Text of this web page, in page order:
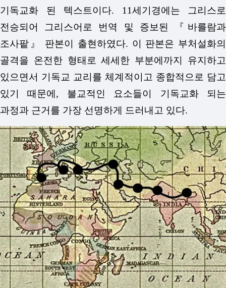
기독교화 된 텍스트이다. 11세기경에는 그리스로
전승되어 그리스어로 번역 및 증보된 『바를람과
조사팥』 판본이 출현하였다. 이 판본은 부처설화의
골격을 온전한 형태로 세세한 부분에까지 유지하고
있으면서 기독교 교리를 체계적이고 종합적으로 담고
있기 때문에, 불교적인 요소들이 기독교화 되는
과정과 근거를 가장 선명하게 드러내고 있다.